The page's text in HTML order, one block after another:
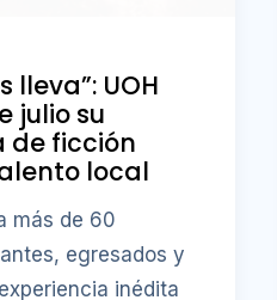
lleva”: UOH
julio su
de ficción
local
más de 60
egresados y
inédita